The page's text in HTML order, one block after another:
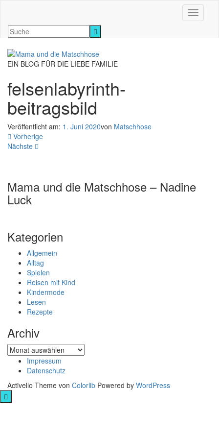
EIN BLOG FÜR DIE LIEBE FAMILIE
felsenlabyrinth-
beitragsbild
Veröffentlicht am: 1. Juni 2020von Matschhose
Vorherige
Nächste
Mama und die Matschhose – Nadine
Luck
Kategorien
Allgemein
Alltag
Spielen
Reisen mit Kind
Kindermode
Lesen
Rezepte
Archiv
Archiv
Impressum
Datenschutz
Activello Theme von Colorlib Powered by WordPress